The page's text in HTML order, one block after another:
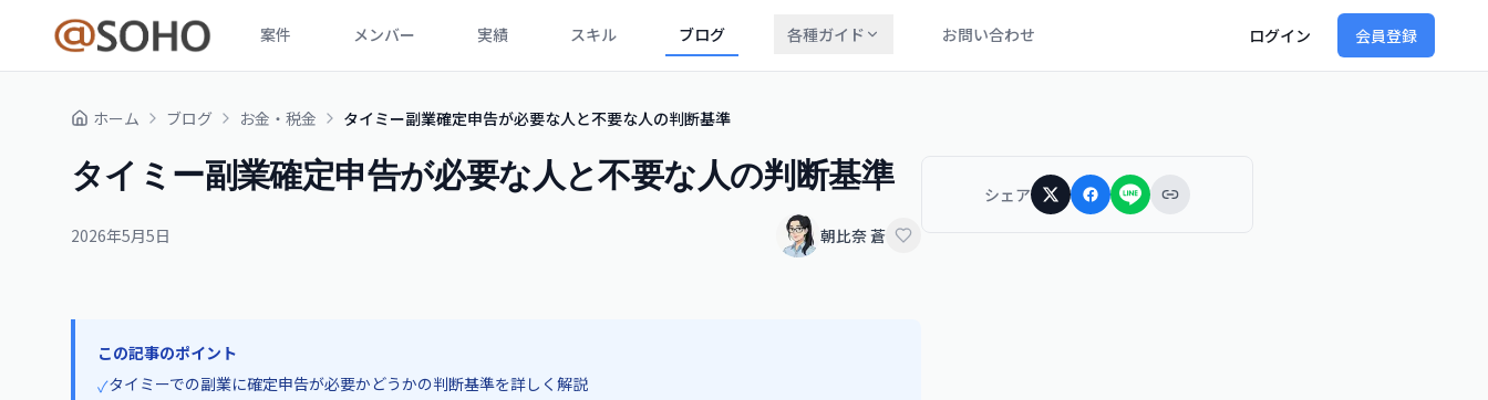
案件 メンバー 実績 スキル ブログ 各種ガイド お問い合わせ ログイン 会員登録
ホーム ブログ お金・税金 タイミー副業確定申告が必要な人と不要な人の判断基準
タイミー副業確定申告が必要な人と不要な人の判断基準
2026年5月5日 朝比奈 蒼
この記事のポイント
✓タイミーでの副業に確定申告が必要かどうかの判断基準を詳しく解説
シェア